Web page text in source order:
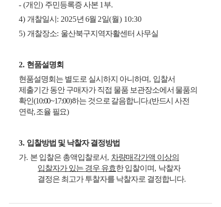
- (개인) 주민등록증 사본 1 부.
4) 개찰일시 : 2025년 6월 2일(월) 10:30
5) 개찰장소: 울산북구지역자활센터 사무실
2. 현품설명회
현품설명회는 별도로 실시하지 아니하며, 입찰서
제출기간 동안 구매자가 직접 물품 보관장소에서 물품의
확인(10:00~17:00)하는 것으로 갈음합니다.(반드시 사전
연락,조율 필요)
3. 입찰방법 및 낙찰자 결정방법
가. 본 입찰은 총액입찰로서, 차량매각가액 이상의
입찰자가 있는 경우 유효한 입찰이며, 낙찰자
결정은 최고가 투찰자를 낙찰자로 결정합니다.